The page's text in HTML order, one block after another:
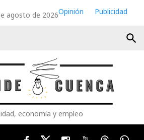
agosto de 2026Opinión
Publicidad
search
economía y empleo